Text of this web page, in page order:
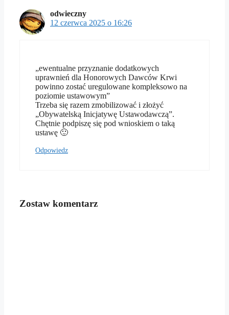
odwieczny
12 czerwca 2025 o 16:26
„ewentualne przyznanie dodatkowych
uprawnień dla Honorowych Dawców Krwi
powinno zostać uregulowane kompleksowo na
poziomie ustawowym”
Trzeba się razem zmobilizować i złożyć
„Obywatelską Inicjatywę Ustawodawczą”.
Chętnie podpiszę się pod wnioskiem o taką
ustawę 🙂
Odpowiedz
Zostaw komentarz